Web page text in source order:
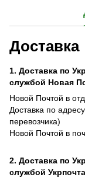
Доставка
1. Доставка по
службой Новая
Новой Почтой в
Доставка по
перевозчика)
Новой Почтой в
2. Доставка по
службой